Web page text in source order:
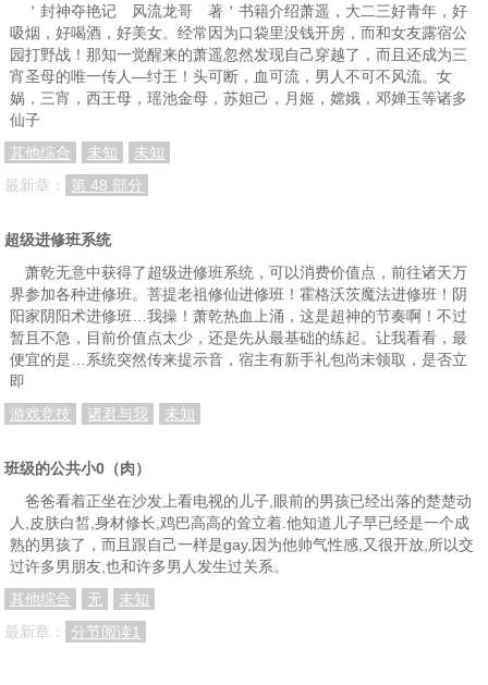
＇封神夺艳记 风流龙哥 著＇书籍介绍萧遥，大二三好青年，好
吸烟，好喝酒，好美女。经常因为口袋里没钱开房，而和女友露宿公
园打野战！那知一觉醒来的萧遥忽然发现自己穿越了，而且还成为三
宵圣母的唯一传人—纣王！头可断，血可流，男人不可不风流。女
娲，三宵，西王母，瑶池金母，苏妲己，月姬，嫦娥，邓婵玉等诸多
仙子
其他综合
未知
未知
最新章：
第 48 部分
超级进修班系统
萧乾无意中获得了超级进修班系统，可以消费价值点，前往诸天万
界参加各种进修班。菩提老祖修仙进修班！霍格沃茨魔法进修班！阴
阳家阴阳术进修班…我操！萧乾热血上涌，这是超神的节奏啊！不过
暂且不急，目前价值点太少，还是先从最基础的练起。让我看看，最
便宜的是…系统突然传来提示音，宿主有新手礼包尚未领取，是否立
即
游戏竞技
诸君与我 未知
班级的公共小0（肉）
爸爸看着正坐在沙发上看电视的儿子,眼前的男孩已经出落的楚楚动
人,皮肤白皙,身材修长,鸡巴高高的耸立着.他知道儿子早已经是一个成
熟的男孩了，而且跟自己一样是gay,因为他帅气性感,又很开放,所以交
过许多男朋友,也和许多男人发生过关系。
其他综合
无
未知
最新章：
分节阅读1